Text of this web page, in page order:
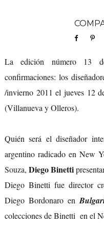
La edición número 13
confirmaciones: los
/invierno 2011 el jueves 12
(Villanueva y Olleros).
Quién será el diseñador
argentino radicado en New
Souza, Diego Binetti
Diego Binetti fue director
Diego Bordonaro en
colecciones de Binetti en el